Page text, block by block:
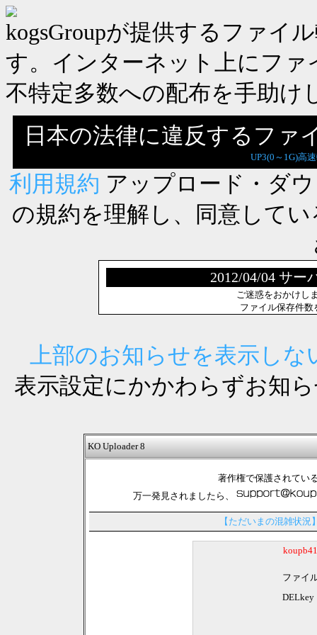
kogsGroupが提供するファイ
す。インターネット上にフ
不特定多数への配布を手助け
日本の法律に違反するファ
UP3(0～1G)高
利用規約 アップロード・ダ
の規約を理解し、同意して
2012/04/04 サー
ご迷惑をおかけし
ファイル保存件
上部のお知らせを表示しな
表示設定にかかわらずお知
KO Uploader 8
著作権で保護されてい
万一発見されましたら、
【ただいまの混雑状況
ファイ
DELkey